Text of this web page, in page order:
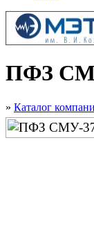
ПФЗ
» Каталог